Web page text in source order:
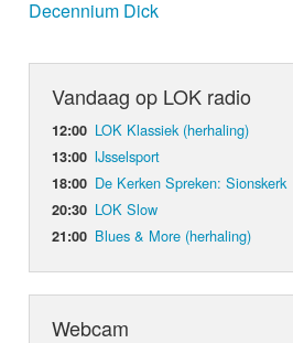
Decennium Dick
Vandaag op LOK radio
12:00 LOK Klassiek (herhaling)
13:00 IJsselsport
18:00 De Kerken Spreken: Sionskerk
20:30 LOK Slow
21:00 Blues & More (herhaling)
Webcam